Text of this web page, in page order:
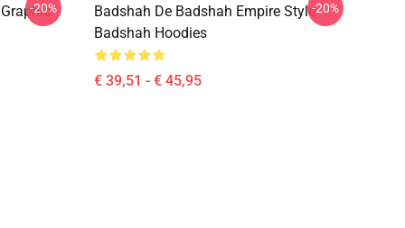
-20%
Badshah De Badshah Empire Style
Badshah Hoodies
€ 39,51 - € 45,95
-20%